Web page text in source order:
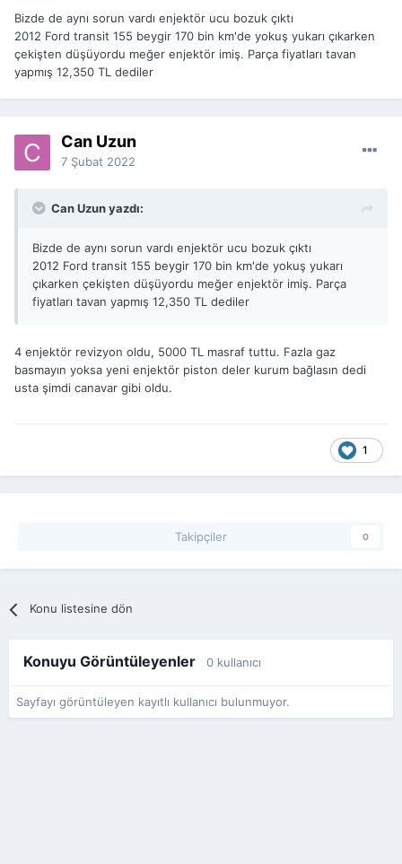
Bizde de aynı sorun vardı enjektör ucu bozuk çıktı
2012 Ford transit 155 beygir 170 bin km'de yokuş yukarı çıkarken
çekişten düşüyordu meğer enjektör imiş. Parça fiyatları tavan
yapmış 12,350 TL dediler
Can Uzun
7 Şubat 2022
Can Uzun yazdı:
Bizde de aynı sorun vardı enjektör ucu bozuk çıktı
2012 Ford transit 155 beygir 170 bin km'de yokuş yukarı
çıkarken çekişten düşüyordu meğer enjektör imiş. Parça
fiyatları tavan yapmış 12,350 TL dediler
4 enjektör revizyon oldu, 5000 TL masraf tuttu. Fazla gaz
basmayın yoksa yeni enjektör piston deler kurum bağlasın dedi
usta şimdi canavar gibi oldu.
1
Takipçiler 0
Konu listesine dön
Konuyu Görüntüleyenler 0 kullanıcı
Sayfayı görüntüleyen kayıtlı kullanıcı bulunmuyor.